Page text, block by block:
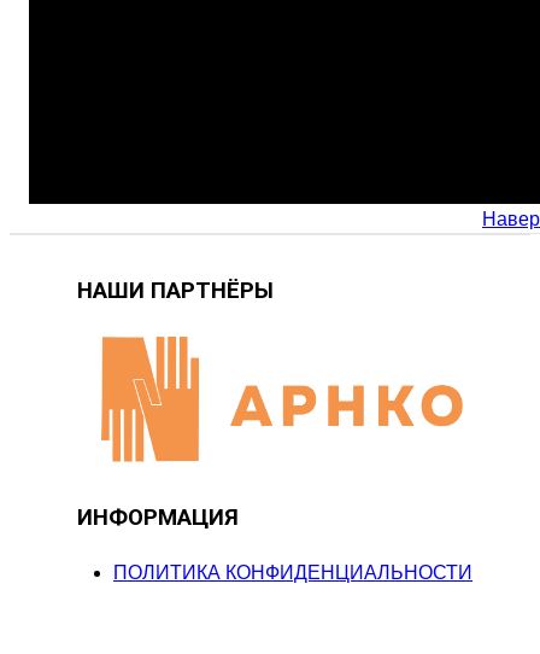
НАШИ ПАРТНЁРЫ
ИНФОРМАЦИЯ
ПОЛИТИКА КОНФИДЕНЦИАЛЬНОСТИ